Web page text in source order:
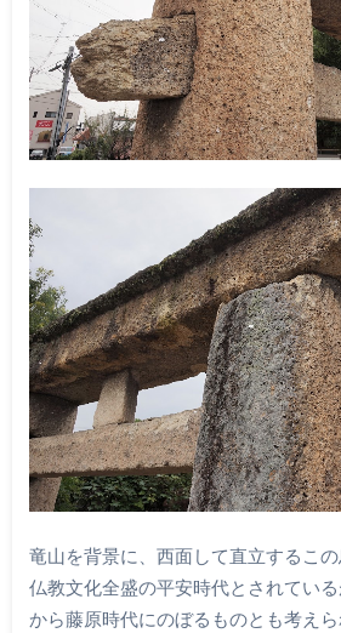
竜山を背景に、西面して直立するこ
仏教文化全盛の平安時代とされてい
から藤原時代にのぼるものとも考え